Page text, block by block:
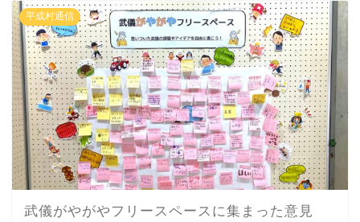
平成村通信
武儀がやがやフリースペースに集まった意見